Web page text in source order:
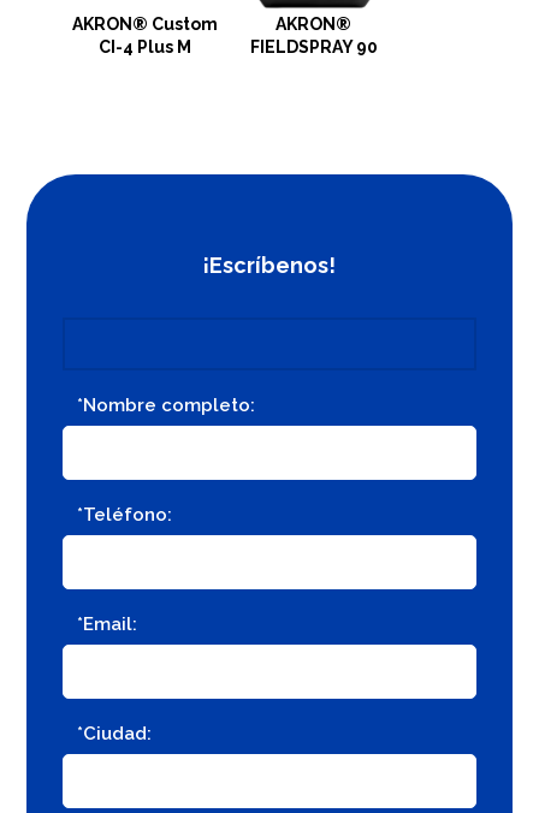
AKRON® Custom
CI-4 Plus M
AKRON®
FIELDSPRAY 90
¡Escríbenos!
*Nombre completo:
*Teléfono:
*Email:
*Ciudad: